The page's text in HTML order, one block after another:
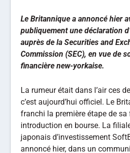
Le Britannique a annoncé hier
publiquement une déclaration
auprès de la Securities and
Commission (SEC), en vue de
financière new-yorkaise.
La rumeur était dans l’air ces
c’est aujourd’hui officiel. Le
franchi la première étape de sa
introduction en bourse. La
japonais d’investissement
annoncé hier, dans un